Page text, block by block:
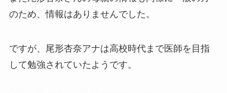
のため、情報はありませんでした。
ですが、尾形杏奈アナは高校時代まで医師を目指
して勉強されていたようです。